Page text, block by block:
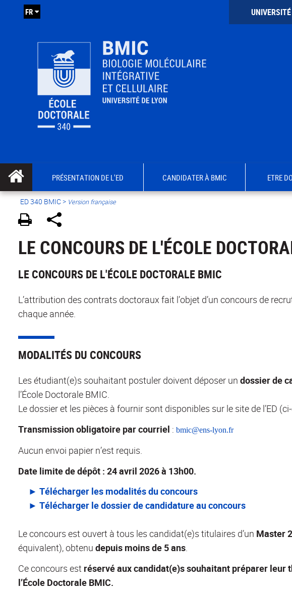
FR
PRÉSENTATION DE L'ED CANDIDATER À BMIC ETRE
ED 340 BMIC> Version française
LE CONCOURS DE L'ÉCOLE
LE CONCOURS DE L'ÉCOLE DOCTORALE BMIC
L’attribution des contrats doctoraux fait l’objet d’un concours de
chaque année.
MODALITÉS DU CONCOURS
Les étudiant(e)s souhaitant postuler doivent déposer un dossier de
l’École Doctorale BMIC.
Le dossier et les pièces à fournir sont disponibles sur le site de l’ED
Transmission obligatoire par courriel : bmic@ens-lyon.fr
Aucun envoi papier n’est requis.
Date limite de dépôt : 24 avril 2026 à 13h00.
► Télécharger les modalités du concours
► Télécharger le dossier de candidature au concours
Le concours est ouvert à tous les candidat(e)s titulaires d’un Master 2
équivalent), obtenu depuis moins de 5 ans.
Ce concours est réservé aux candidat(e)s souhaitant préparer leur
l’École Doctorale BMIC.